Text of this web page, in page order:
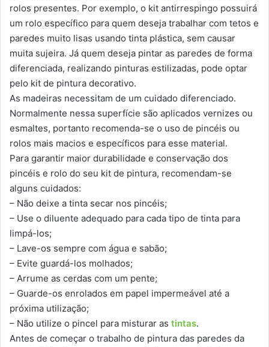
rolos presentes. Por exemplo, o kit antirrespingo possuirá
um rolo específico para quem deseja trabalhar com tetos e
paredes muito lisas usando tinta plástica, sem causar
muita sujeira. Já quem deseja pintar as paredes de forma
diferenciada, realizando pinturas estilizadas, pode optar
pelo kit de pintura decorativo.
As madeiras necessitam de um cuidado diferenciado.
Normalmente nessa superfície são aplicados vernizes ou
esmaltes, portanto recomenda-se o uso de pincéis ou
rolos mais macios e específicos para esse material.
Para garantir maior durabilidade e conservação dos
pincéis e rolo do seu kit de pintura, recomendam-se
alguns cuidados:
– Não deixe a tinta secar nos pincéis;
– Use o diluente adequado para cada tipo de tinta para
limpá-los;
– Lave-os sempre com água e sabão;
– Evite guardá-los molhados;
– Arrume as cerdas com um pente;
– Guarde-os enrolados em papel impermeável até a
próxima utilização;
– Não utilize o pincel para misturar as tintas.
Antes de começar o trabalho de pintura das paredes da